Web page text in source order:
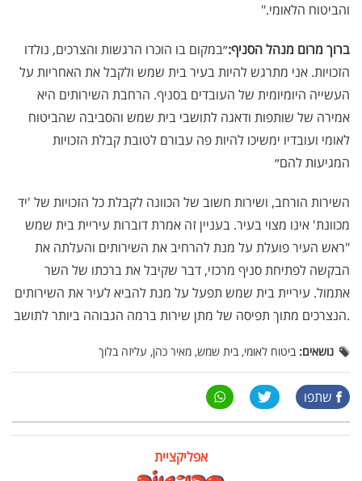
והביטוח הלאומי".
ברוך מרום מנהל הסניף:
הזכויות. אני מתרגש להיות בעיר בית שמש ולקבל את האחריות על
העשייה היומיומית של העובדים בסניף. הרחבת השירותים היא
אמירה של שותפות ודאגה לתושבי בית שמש והסביבה שהביטוח
לאומי ועובדיו ימשיכו להיות פה עבורם לטובת קבלת הזכויות
המגיעות להם״
השירות הורחב, ושירות חשוב של הכוונה לקבלת כל הזכויות של 'יד
מכוונת' אינו מצוי בעיר. בעניין זה אמרת דוברות עיריית בית שמש
"ראש העיר פועלת על מנת להרחיב את השירותים והעלתה את
הבקשה לפתיחת סניף מרכזי, דבר שקיבל את ברכתו של השר
אתמול. עיריית בית שמש תפעל על מנת להביא לעיר את השירותים
הנצרכים מתוך תפיסה של מתן שירות ברמה הגבוהה ביותר לתושב.
נושאים: ביטוח לאומי, בית שמש, מאיר כהן, עליזה בלוך
שתפו
אפליקציית